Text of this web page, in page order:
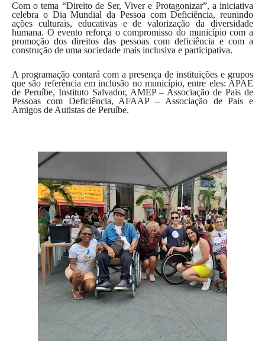
Com o tema “Direito de Ser, Viver e Protagonizar”, a iniciativa
celebra o Dia Mundial da Pessoa com Deficiência, reunindo
ações culturais, educativas e de valorização da diversidade
humana. O evento reforça o compromisso do município com a
promoção dos direitos das pessoas com deficiência e com a
construção de uma sociedade mais inclusiva e participativa.
A programação contará com a presença de instituições e grupos
que são referência em inclusão no município, entre eles: APAE
de Peruíbe, Instituto Salvador, AMEP – Associação de Pais de
Pessoas com Deficiência, AFAAP – Associação de Pais e
Amigos de Autistas de Peruíbe.